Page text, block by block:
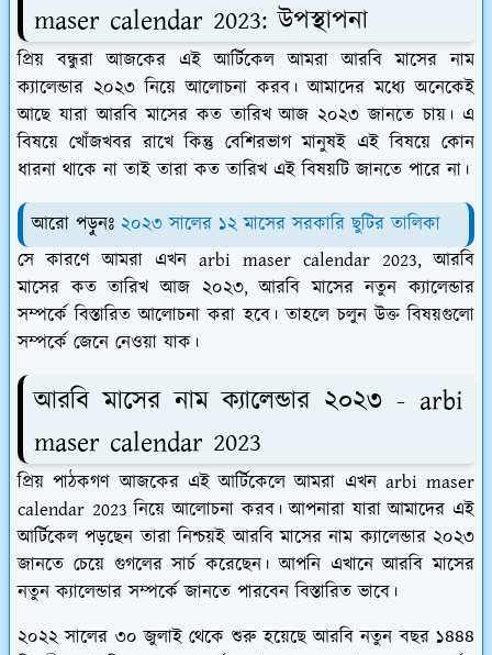
maser calendar 2023: উপস্থাপনা
প্রিয় বন্ধুরা আজকের এই আর্টিকেল আমরা আরবি মাসের নাম
ক্যালেন্ডার ২০২৩ নিয়ে আলোচনা করব। আমাদের মধ্যে অনেকেই
আছে যারা আরবি মাসের কত তারিখ আজ ২০২৩ জানতে চায়। এ
বিষয়ে খোঁজখবর রাখে কিন্তু বেশিরভাগ মানুষই এই বিষয়ে কোন
ধারনা থাকে না তাই তারা কত তারিখ এই বিষয়টি জানতে পারে না।
আরো পড়ুনঃ ২০২৩ সালের ১২ মাসের সরকারি ছুটির তালিকা
সে কারণে আমরা এখন arbi maser calendar 2023, আরবি
মাসের কত তারিখ আজ ২০২৩, আরবি মাসের নতুন ক্যালেন্ডার
সম্পর্কে বিস্তারিত আলোচনা করা হবে। তাহলে চলুন উক্ত বিষয়গুলো
সম্পর্কে জেনে নেওয়া যাক।
আরবি মাসের নাম ক্যালেন্ডার ২০২৩ - arbi
maser calendar 2023
প্রিয় পাঠকগণ আজকের এই আর্টিকেলে আমরা এখন arbi maser
calendar 2023 নিয়ে আলোচনা করব। আপনারা যারা আমাদের এই
আর্টিকেল পড়ছেন তারা নিশ্চয়ই আরবি মাসের নাম ক্যালেন্ডার ২০২৩
জানতে চেয়ে গুগলের সার্চ করেছেন। আপনি এখানে আরবি মাসের
নতুন ক্যালেন্ডার সম্পর্কে জানতে পারবেন বিস্তারিত ভাবে।
২০২২ সালের ৩০ জুলাই থেকে শুরু হয়েছে আরবি নতুন বছর ১৪৪৪